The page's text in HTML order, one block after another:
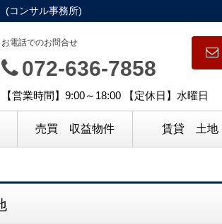
(コンサル事務所)
お電話でのお問合せ
072-636-7858
【営業時間】9:00～18:00 【定休日】水曜日
売買 収益物件 賃貸 土地